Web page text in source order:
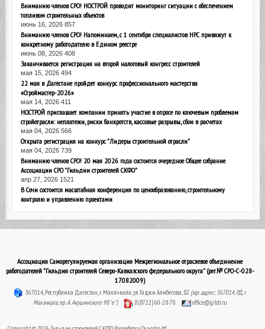
Вниманию членов СРО! НОСТРОЙ проводит мониторинг ситуации с обеспечением
топливом строительных объектов
июнь 16, 2026 857
Вниманию членов СРО! Напоминаем, с 1 сентября специалистов НРС привяжут к
конкретному работодателю в Едином реестре
июнь 08, 2026 408
Заканчивается регистрация на второй налоговый конгресс строителей
мая 15, 2026 494
22 мая в Дагестане пройдет конкурс профессионального мастерства
«Строймастер-2026»
мая 14, 2026 411
НОСТРОЙ приглашает компании принять участие в опросе по ключевым проблемам
стройотрасли: неплатежи, риски банкротств, кассовые разрывы, сбои в расчетах
мая 04, 2026 566
Открыта регистрация на конкурс "Лидеры строительной отрасли"
мая 04, 2026 739
Вниманию членов СРО! 20 мая 2026 года состоится очередное Общее собрание
Ассоциации СРО "Гильдии строителей СКФО"
апр 27, 2026 1521
В Сочи состоится масштабная конференция по ценообразованию, строительному
контролю и управлению проектами
Ассоциация Саморегулируемая организация Межрегиональное отраслевое объединение
работодателей "Гильдия строителей Северо-Кавказского федерального округа" (рег.№ СРО-С-028-
17082009)
367014, Республика Дагестан, г. Махачкала, ул. Гаджи Алибегова, 82 (юр. адрес: 367014, РД, г.
Махачкала, пр. А. Акушинского 98 "е")
8 (8722) 60-28-70 office@gilds.ru